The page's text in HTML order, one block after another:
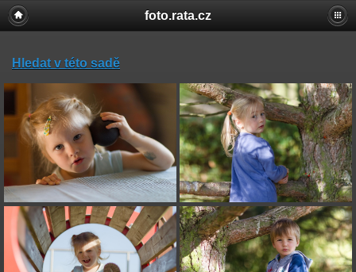
foto.rata.cz
Hledat v této sadě